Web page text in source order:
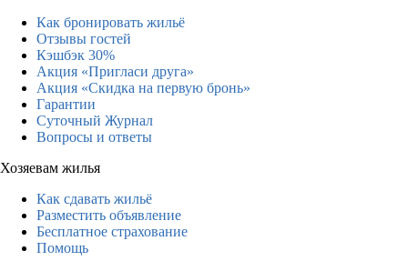
Как бронировать жильё
Отзывы гостей
Кэшбэк 30%
Акция «Пригласи друга»
Акция «Скидка на первую бронь»
Гарантии
Суточный Журнал
Вопросы и ответы
Хозяевам жилья
Как сдавать жильё
Разместить объявление
Бесплатное страхование
Помощь